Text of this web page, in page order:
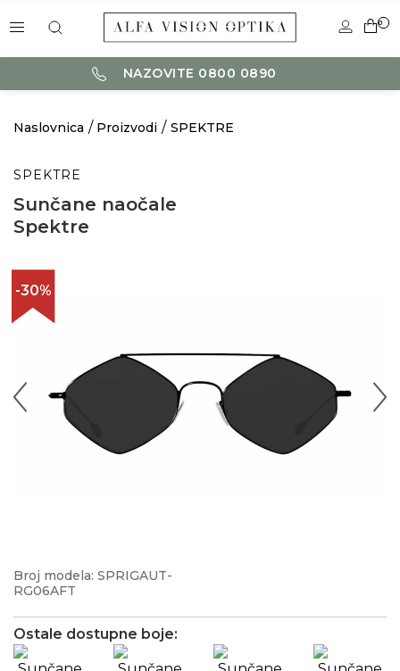
0
NAZOVITE 0800 0890
Naslovnica Proizvodi SPEKTRE
SPEKTRE
Sunčane naočale
Spektre
-30%
Broj modela: SPRIGAUT-
RG06AFT
Ostale dostupne boje: